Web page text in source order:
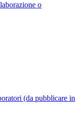
o
(da pubblicare in